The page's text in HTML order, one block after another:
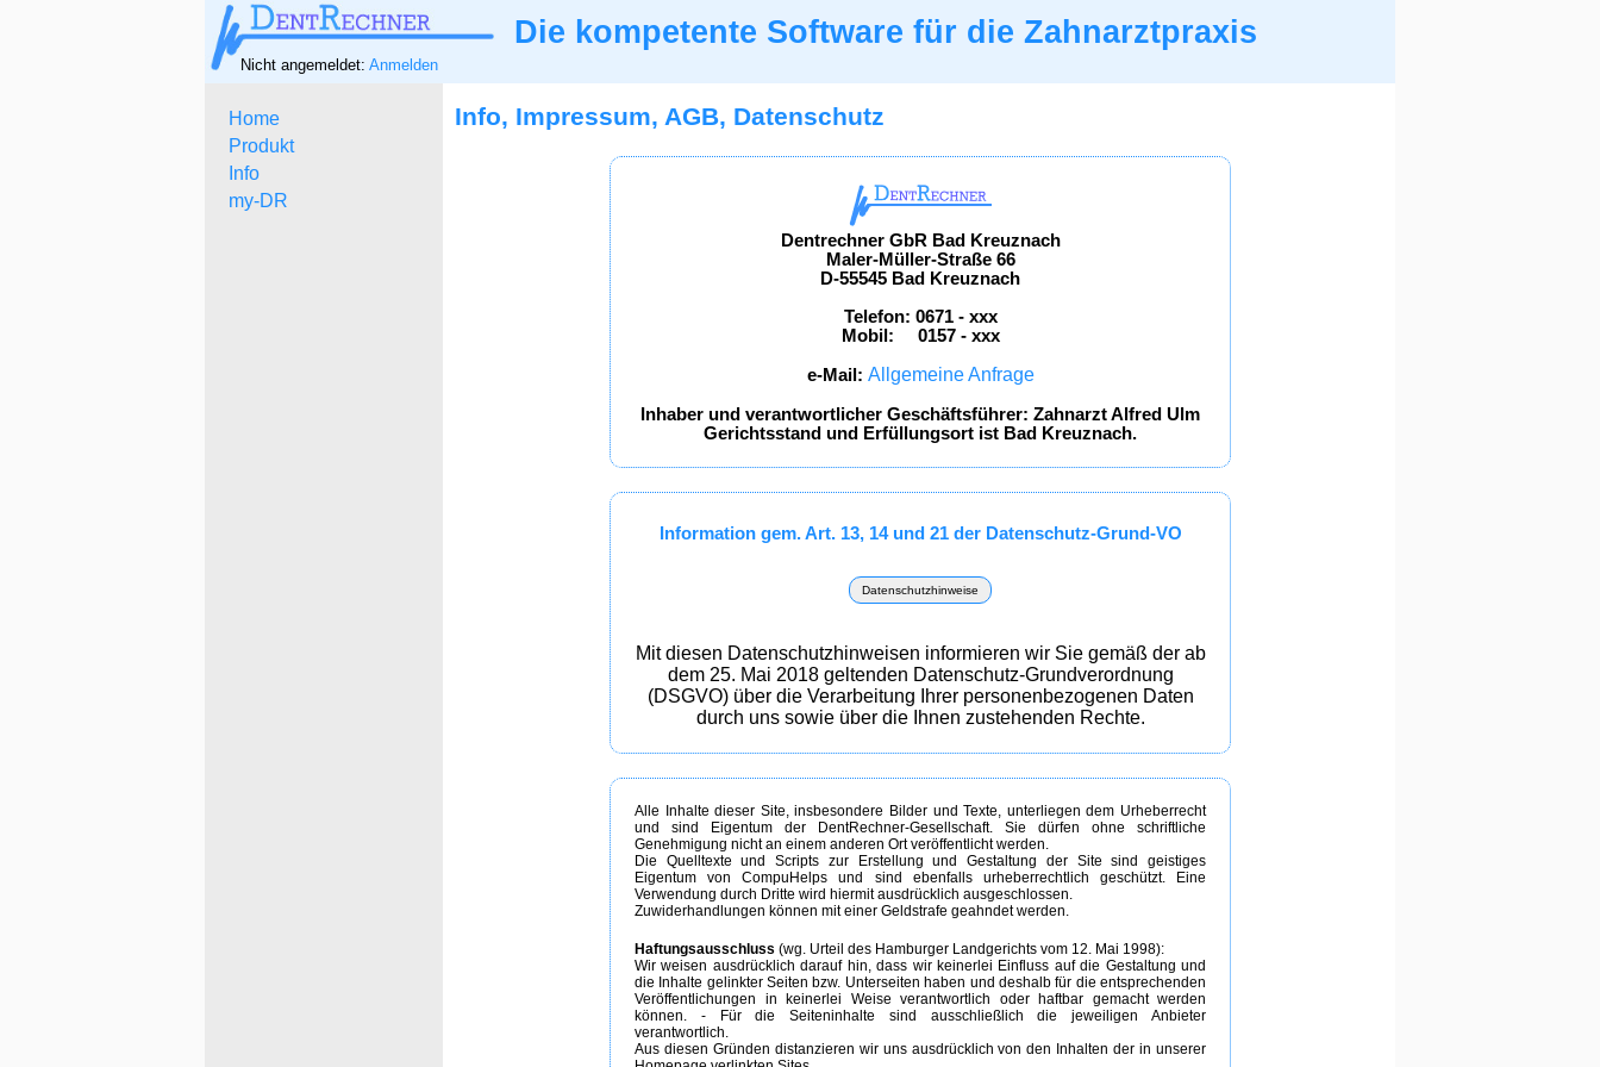
Die kompetente Software für die Zahnarztpraxis
Nicht angemeldet: Anmelden
Home
Produkt
Info
my-DR
Info, Impressum, AGB, Datenschutz
Dentrechner GbR Bad Kreuznach
Maler-Müller-Straße 66
D-55545 Bad Kreuznach
Telefon: 0671 - xxx
Mobil: 0157 - xxx
e-Mail: Allgemeine Anfrage
Inhaber und verantwortlicher Geschäftsführer: Zahnarzt Alfred Ulm
Gerichtsstand und Erfüllungsort ist Bad Kreuznach.
Information gem. Art. 13, 14 und 21 der Datenschutz-Grund-VO
Datenschutzhinweise
Mit diesen Datenschutzhinweisen informieren wir Sie gemäß der ab
dem 25. Mai 2018 geltenden Datenschutz-Grundverordnung
(DSGVO) über die Verarbeitung Ihrer personenbezogenen Daten
durch uns sowie über die Ihnen zustehenden Rechte.
Alle Inhalte dieser Site, insbesondere Bilder und Texte, unterliegen dem Urheberrecht
und sind Eigentum der DentRechner-Gesellschaft. Sie dürfen ohne schriftliche
Genehmigung nicht an einem anderen Ort veröffentlicht werden.
Die Quelltexte und Scripts zur Erstellung und Gestaltung der Site sind geistiges
Eigentum von CompuHelps und sind ebenfalls urheberrechtlich geschützt. Eine
Verwendung durch Dritte wird hiermit ausdrücklich ausgeschlossen.
Zuwiderhandlungen können mit einer Geldstrafe geahndet werden.
Haftungsausschluss (wg. Urteil des Hamburger Landgerichts vom 12. Mai 1998):
Wir weisen ausdrücklich darauf hin, dass wir keinerlei Einfluss auf die Gestaltung und
die Inhalte gelinkter Seiten bzw. Unterseiten haben und deshalb für die entsprechenden
Veröffentlichungen in keinerlei Weise verantwortlich oder haftbar gemacht werden
können. - Für die Seiteninhalte sind ausschließlich die jeweiligen Anbieter
verantwortlich.
Aus diesen Gründen distanzieren wir uns ausdrücklich von den Inhalten der in unserer